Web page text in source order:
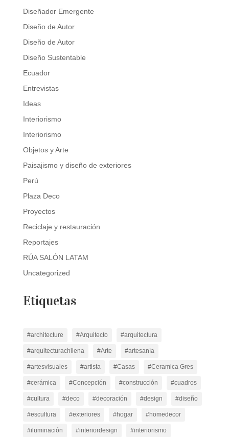
Diseñador Emergente
Diseño de Autor
Diseño de Autor
Diseño Sustentable
Ecuador
Entrevistas
Ideas
Interiorismo
Interiorismo
Objetos y Arte
Paisajismo y diseño de exteriores
Perú
Plaza Deco
Proyectos
Reciclaje y restauración
Reportajes
RÚA SALÓN LATAM
Uncategorized
Etiquetas
#architecture #Arquitecto #arquitectura
#arquitecturachilena #Arte #artesanía
#artesvisuales #artista #Casas #Ceramica Gres
#cerámica #Concepción #construcción #cuadros
#cultura #deco #decoración #design #diseño
#escultura #exteriores #hogar #homedecor
#iluminación #interiordesign #interiorismo